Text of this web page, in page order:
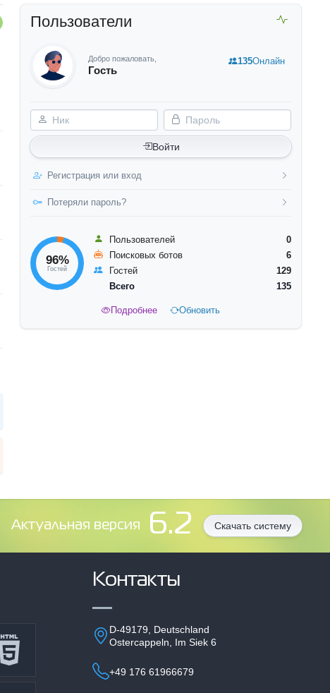
Пользователи
Добро пожаловать,
Гость
Ник Пароль
Войти
Регистрация или вход
Потеряли пароль?
135Онлайн
96%
Гостей
Пользователей
0
Поисковых ботов
6
Гостей
129
Всего
135
Подробнее Обновить
Aктуальная версия 6.2 Скачать систему
Контакты
D-49179, Deutschland
Ostercappeln, Im Siek 6
+49 176 61966679